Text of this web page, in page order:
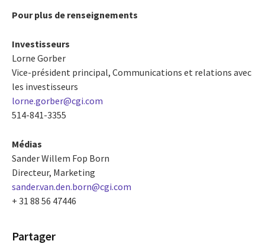
Pour plus de renseignements
Investisseurs
Lorne Gorber
Vice-président principal, Communications et relations avec
les investisseurs
lorne.gorber@cgi.com
514-841-3355
Médias
Sander Willem Fop Born
Directeur, Marketing
sander.van.den.born@cgi.com
+ 31 88 56 47446
Partager